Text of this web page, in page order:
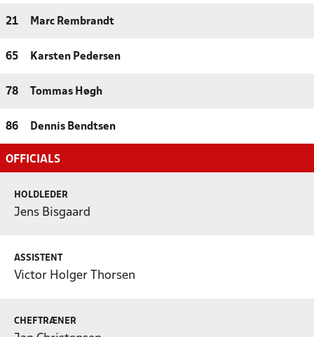
21 Marc Rembrandt
65 Karsten Pedersen
78 Tommas Høgh
86 Dennis Bendtsen
OFFICIALS
HOLDLEDER
Jens Bisgaard
ASSISTENT
Victor Holger Thorsen
CHEFTRÆNER